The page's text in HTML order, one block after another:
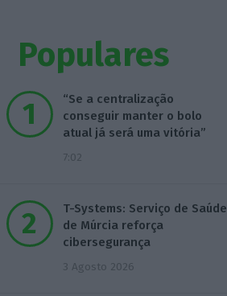
Populares
“Se a centralização
conseguir manter o bolo
atual já será uma vitória”
7:02
T-Systems: Serviço de Saúde
de Múrcia reforça
cibersegurança
3 Agosto 2026